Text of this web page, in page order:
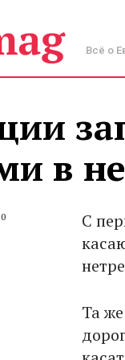
Всё о
в
С
Та